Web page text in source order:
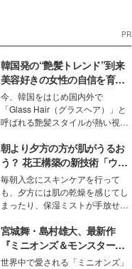
PR
韓国発の“艶髪トレンド”到来
美容好きの女性の自信を育む
「ヘアケア事情」って？
今、韓国をはじめ国内外で
「Glass Hair（グラスヘア）」と
呼ばれる艶髪スタイルが熱い視線
ションの完成度を高めるベースと
して、“髪そのものの美しさ”に改
めて注目する人が増えている様
子。今回は、そんな憧れの艶やか
な髪を日常で叶える、美容好きの
女性たちのヘアケア事情を紹介し
ます。
朝より夕方の方が肌がうるお
う？ 花王構築の新技術「ウォ
ーターキャプチャリングスキ
ン（捕水肌）」がスキンケア
の常識を変える予感
毎朝入念にスキンケアを行って
も、夕方には肌の乾燥を感じてし
まったり、保湿ミストが手放せな
な美容の常識を大きく変える可能
性を秘めた、革新的な「Water
Capturing Skin（ウォーターキャ
宮城舞・島村雄大、最新作
『ミニオンズ＆モンスター
ズ』の魅力熱弁 ハチャメチャ
世界中で愛される「ミニオンズ」